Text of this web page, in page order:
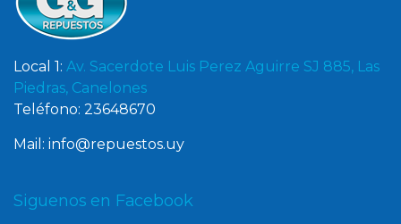
Local 1: Av. Sacerdote Luis Perez Aguirre SJ 885, Las
Piedras, Canelones
Teléfono: 23648670
Mail: info@repuestos.uy
Siguenos en Facebook